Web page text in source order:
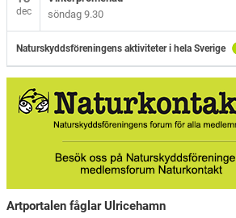
dec
söndag 9.30
Naturskyddsföreningens aktiviteter i hela Sverige
Artportalen fåglar Ulricehamn